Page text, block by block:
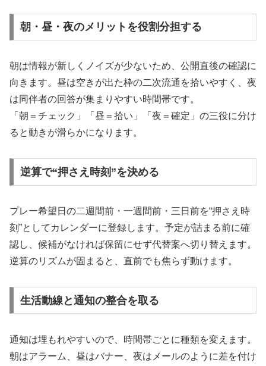
朝・昼・夜のメリットを役割分担する
朝は情報が新しくノイズが少ないため、公開直後の確認に
向きます。昼は空きが出た枠の二次流通を拾いやすく、夜
は同伴者の回答が集まりやすい時間帯です。
「朝＝チェック」「昼＝拾い」「夜＝確定」の三役に分け
ると動きが滑らかになります。
逆算で“押さえ時刻”を決める
プレー希望日の二週間前・一週間前・三日前を“押さえ時
刻”としてカレンダーに登録します。予定が詰まる前に確
認し、候補がなければ保留にせず代替案へ切り替えます。
逆算のリズムが固まると、直前でも焦らず動けます。
生活動線と通知の整合を取る
通知は埋もれやすいので、時間帯ごとに種類を変えます。
朝はアラーム、昼はバナー、夜はメールのように差を付け